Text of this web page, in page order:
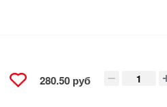
280.50 руб